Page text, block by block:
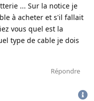
... Sur la notice je
à acheter et s'il fallait
vous quel est la
type de cable je dois
Répondre